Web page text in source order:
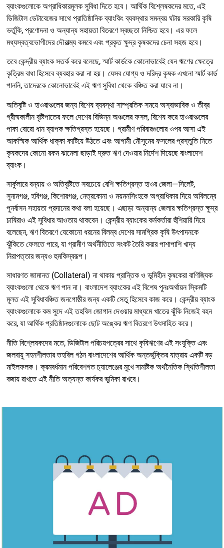
ব্যাংকগুলোকে অগ্রাধিকারমূলক সুবিধা দিতে হবে। আর্থিক বিশ্লেষকদের মতে, এই
ডিজিটাল ডেটাবেজের সাথে প্রাতিষ্ঠানিক ব্যাংকিং ব্যবস্থার সমন্বয় ঘটায় সরকারি কৃষি
ভর্তুকি, প্রণোদনা ও অন্যান্য সহায়তা বিতরণে স্বচ্ছতা নিশ্চিত হবে। এর ফলে
মধ্যস্বত্বভোগীদের দৌরাত্ম্য কমবে এবং প্রকৃত ক্ষুদ্র কৃষকদের চেনা সহজ হবে।
তবে কেন্দ্রীয় ব্যাংক সতর্ক করে বলেছে, স্মার্ট কার্ডকে কোনোভাবেই যেন ঋণের ক্ষেত্রে
কৃত্রিম বাধা হিসেবে ব্যবহার করা না হয়। যেসব যোগ্য ও দরিদ্র কৃষক এখনো স্মার্ট কার্ড
পাননি, তাদেরকে কোনোভাবেই এই ঋণ সুবিধা থেকে বঞ্চিত করা যাবে না।
অতিবৃষ্টি ও হাওরাঞ্চলের জন্য বিশেষ ব্যবস্থা সাম্প্রতিক সময়ে অস্বাভাবিক ও তীব্র
গ্রীষ্মকালীন বৃষ্টিপাতের ফলে দেশের বিভিন্ন অঞ্চলের ফসল, বিশেষ করে হাওরাঞ্চলের
পাকা বোরো ধান ব্যাপক ক্ষতিগ্রস্ত হয়েছে। গ্রামীণ পরিবারগুলোর ওপর আসা এই
আকস্মিক আর্থিক ধাক্কা কাটিয়ে উঠতে এবং আগামী মৌসুমের ফসলের প্রস্তুতি নিতে
কৃষকদের কোনো রকম ঝামেলা ছাড়াই দ্রুত ঋণ দেওয়ার নির্দেশ দিয়েছে বাংলাদেশ
ব্যাংক।
সার্কুলারে বন্যায় ও অতিবৃষ্টিতে সবচেয়ে বেশি ক্ষতিগ্রস্ত হাওর জেলা—সিলেট,
সুনামগঞ্জ, হবিগঞ্জ, কিশোরগঞ্জ, নেত্রকোনা ও ময়মনসিংহকে অগ্রাধিকার দিয়ে অবিলম্বে
পুনর্বাসন সহায়তা প্রদানের কথা বলা হয়েছে। এছাড়া অন্যান্য জেলার ক্ষতিগ্রস্ত ক্ষুদ্র
চাষিরাও এই সুবিধার আওতায় থাকবেন। কেন্দ্রীয় ব্যাংকের কর্মকর্তারা হুঁশিয়ারি দিয়ে
বলেছেন, ঋণ বিতরণে যেকোনো ধরনের বিলম্ব দেশের সামগ্রিক কৃষি উৎপাদনকে
ঝুঁকিতে ফেলতে পারে, যা গ্রামীণ অর্থনীতিতে সংকট তৈরি করার পাশাপাশি খাদ্য
নিরাপত্তার জন্যও হুমকিস্বরূপ।
সাধারণত জামানত (Collateral) না থাকায় প্রান্তিক ও ভূমিহীন কৃষকেরা বাণিজ্যিক
ব্যাংকগুলো থেকে ঋণ পান না। বাংলাদেশ ব্যাংকের এই বিশেষ পুনঃঅর্থায়ন স্কিমটি
মূলত এই সুবিধাবঞ্চিত জনগোষ্ঠীর জন্য একটি সেতু হিসেবে কাজ করে। কেন্দ্রীয় ব্যাংক
ব্যাংকগুলোকে কম সুদে এই তহবিল জোগান দেওয়ার মাধ্যমে খাতের ঝুঁকি নিজেই বহন
করে, যা আর্থিক প্রতিষ্ঠানগুলোকে ছোট অঙ্কের ঋণ বিতরণে উৎসাহিত করে।
নীতি বিশ্লেষকদের মতে, ডিজিটাল পরিচয়পত্রের সাথে কৃষিঋণের এই সংযুক্তি এবং
জলবায়ু সহনশীলতার তহবিল গঠন বাংলাদেশের আর্থিক অন্তর্ভুক্তির যাত্রায় একটি বড়
মাইলফলক। ক্রমবর্ধমান পরিবেশগত চ্যালেঞ্জের মুখে সামষ্টিক অর্থনৈতিক স্থিতিশীলতা
বজায় রাখতে এই নীতি অত্যন্ত কার্যকর ভূমিকা রাখবে।